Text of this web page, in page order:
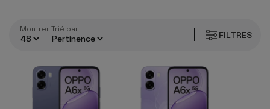
FILTRES
Montrer trié par